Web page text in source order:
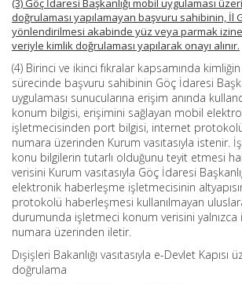
(3) Göç İdaresi Başkanlığı mobil uygulaması
doğrulaması yapılamayan başvuru sahibinin, İl
yönlendirilmesi akabinde yüz veya parmak
veriyle kimlik doğrulaması yapılarak onayı alınır.
(4) Birinci ve ikinci fıkralar kapsamında
sürecinde başvuru sahibinin Göç İdaresi
uygulaması sunucularına erişim anında
konum bilgisi, erişimini sağlayan mobil
işletmecisinden port bilgisi, internet
numara üzerinden Kurum vasıtasıyla istenir.
konu bilgilerin tutarlı olduğunu teyit etmesi
verisini Kurum vasıtasıyla Göç İdaresi
elektronik haberleşme işletmecisinin
protokolü haberleşmesi kullanılmayan
durumunda işletmeci konum verisini yalnızca
numara üzerinden iletir.
Dışişleri Bakanlığı vasıtasıyla e-Devlet Kapısı
doğrulama